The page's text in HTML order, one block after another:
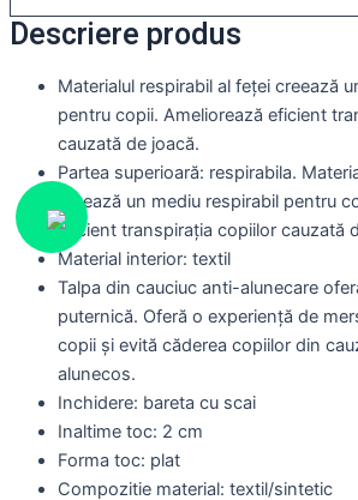
Descriere produs
Materialul respirabil al feței creează
pentru copii. Ameliorează eficient
cauzată de joacă.
Partea superioară: respirabila.
creează un mediu respirabil pentru
eficient transpirația copiilor cauzată
Material interior: textil
Talpa din cauciuc anti-alunecare
puternică. Oferă o experiență de
copii și evită căderea copiilor din
alunecos.
Inchidere: bareta cu scai
Inaltime toc: 2 cm
Forma toc: plat
Compozitie material: textil/sintetic